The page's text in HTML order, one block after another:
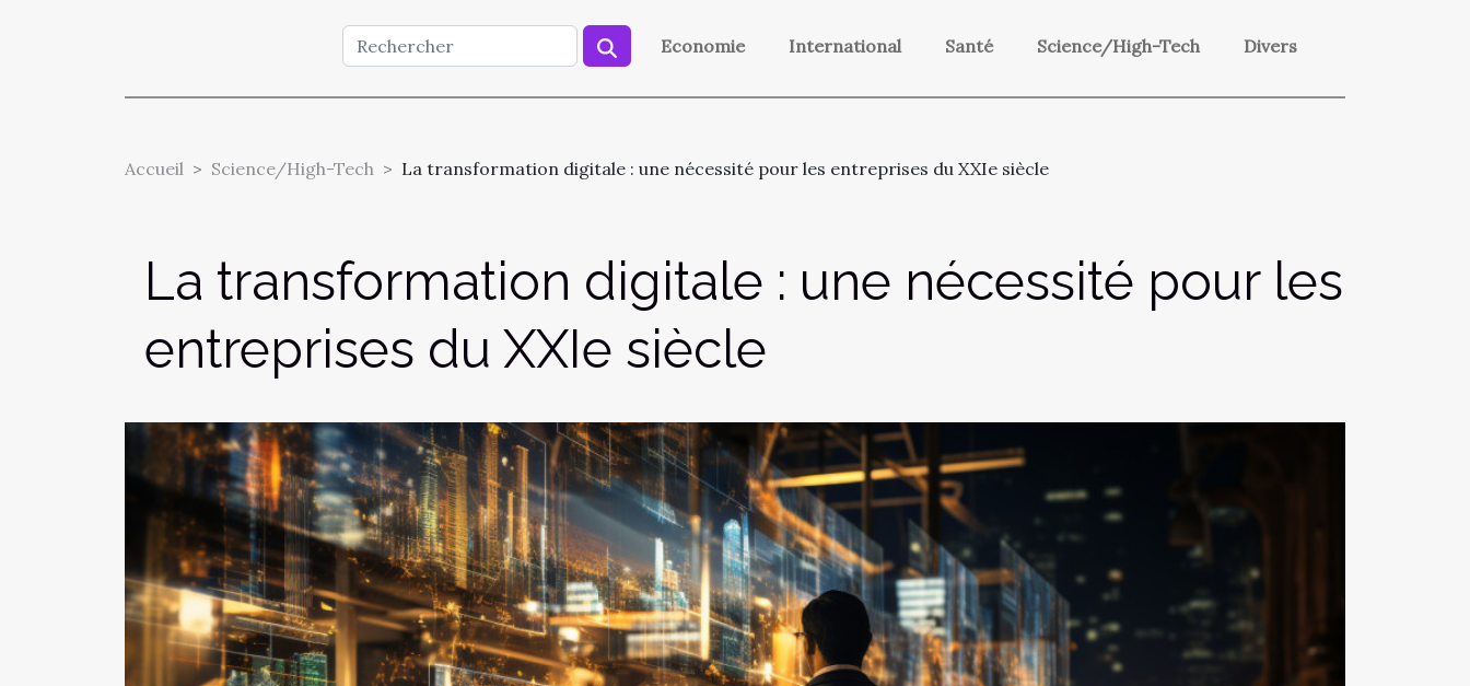
Economie International Santé Science/High-Tech Divers
Accueil Science/High-Tech La transformation digitale : une nécessité pour les entreprises du XXIe siècle
La transformation digitale : une nécessité pour les
entreprises du XXIe siècle